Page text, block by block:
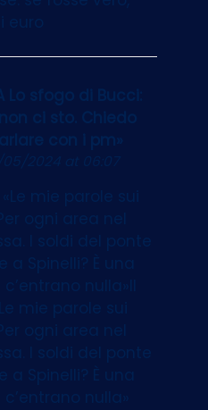
Lo sfogo di Bucci:
ci sto. Chiedo
con i pm»
2024 at 06:07
mie parole sui
ogni area nel
I soldi del ponte
Spinelli? È una
nulla»Il
mie parole sui
ogni area nel
I soldi del ponte
Spinelli? È una
nulla»